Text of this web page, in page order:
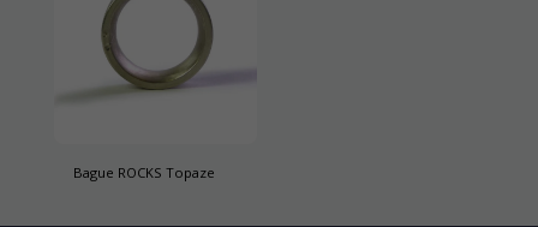
Bague ROCKS Topaze